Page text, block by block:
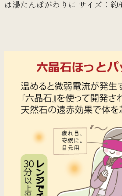
は湯たんぽがわりに サイズ：